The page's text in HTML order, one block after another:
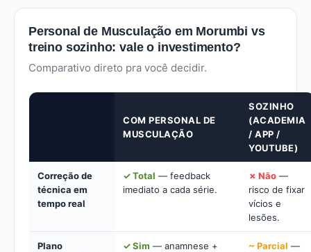
Personal de Musculação em Morumbi vs
treino sozinho: vale o investimento?
Comparativo direto pra você decidir.
COM PERSONAL DE
MUSCULAÇÃO
SOZINHO
(ACADEMIA
/ APP /
YOUTUBE)
Correção de
técnica em
tempo real
✓ Total — feedback
imediato a cada série.
✗ Não —
risco de fixar
vícios e
lesões.
Plano
✓ Sim — anamnese +
~ Parcial —